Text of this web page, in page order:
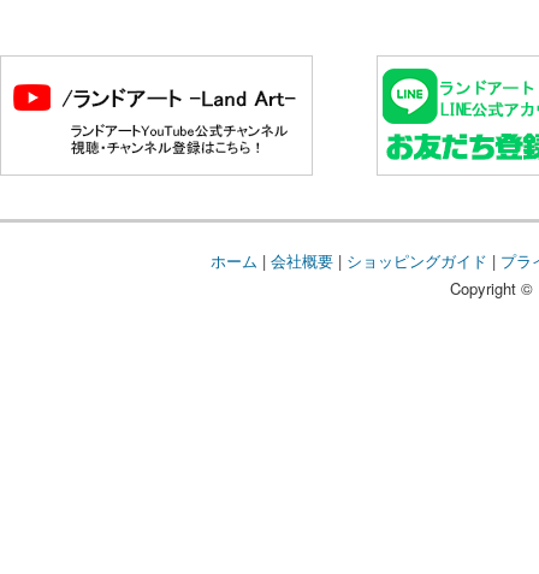
ホーム | 会社概要| ショッピングガイド | プラ
Copyright ©